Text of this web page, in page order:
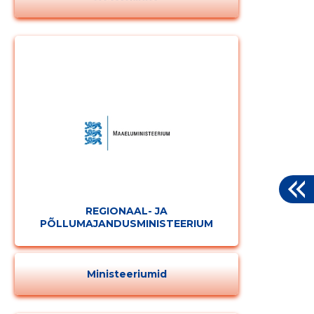
REGIONAAL- JA
PÕLLUMAJANDUSMINISTEERIUM
Ministeeriumid